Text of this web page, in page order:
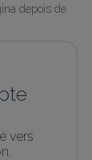
depois de
vers